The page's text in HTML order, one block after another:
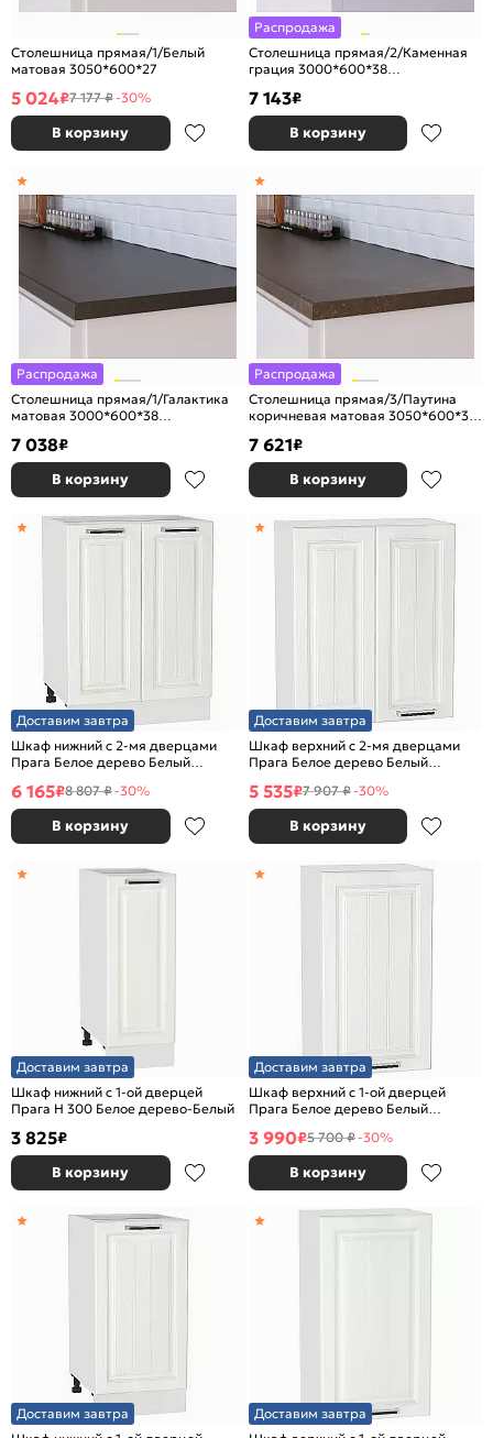
Столешница прямая/1/Белый
матовая 3050*600*27
5 024₽7 177 ₽-30%
В корзину
Распродажа
Столешница прямая/2/Каменная
грация 3000*600*38
7 143₽
В корзину
Распродажа
Столешница прямая/1/Галактика
матовая 3000*600*38
7 038₽
В корзину
Распродажа
Столешница прямая/3/Паутина
коричневая матовая 3050*600*38
7 621₽
В корзину
Доставим завтра
Шкаф нижний с 2-мя дверцами
Прага Белое дерево Белый
6 165₽8 807 ₽-30%
В корзину
Доставим завтра
Шкаф верхний с 2-мя дверцами
Прага Белое дерево Белый
5 535₽7 907 ₽-30%
В корзину
Доставим завтра
Шкаф нижний с 1-ой дверцей
Прага Н 300 Белое дерево-Белый
3 825₽
В корзину
Доставим завтра
Шкаф верхний с 1-ой дверцей
Прага Белое дерево Белый
3 990₽5 700 ₽-30%
В корзину
Доставим завтра
Доставим завтра